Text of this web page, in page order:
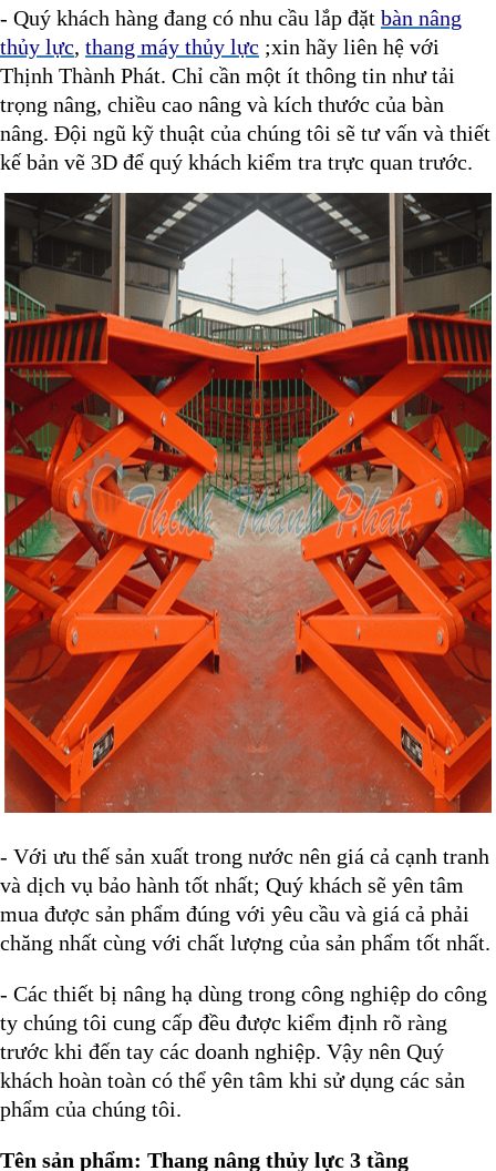
- Quý khách hàng đang có nhu cầu lắp đặt bàn nâng
thủy lực, thang máy thủy lực ;xin hãy liên hệ với
Thịnh Thành Phát. Chỉ cần một ít thông tin như tải
trọng nâng, chiều cao nâng và kích thước của bàn
nâng. Đội ngũ kỹ thuật của chúng tôi sẽ tư vấn và thiết
kế bản vẽ 3D để quý khách kiểm tra trực quan trước.
- Với ưu thế sản xuất trong nước nên giá cả cạnh tranh
và dịch vụ bảo hành tốt nhất; Quý khách sẽ yên tâm
mua được sản phẩm đúng với yêu cầu và giá cả phải
chăng nhất cùng với chất lượng của sản phẩm tốt nhất.
- Các thiết bị nâng hạ dùng trong công nghiệp do công
ty chúng tôi cung cấp đều được kiểm định rõ ràng
trước khi đến tay các doanh nghiệp. Vậy nên Quý
khách hoàn toàn có thể yên tâm khi sử dụng các sản
phẩm của chúng tôi.
Tên sản phẩm: Thang nâng thủy lực 3 tầng